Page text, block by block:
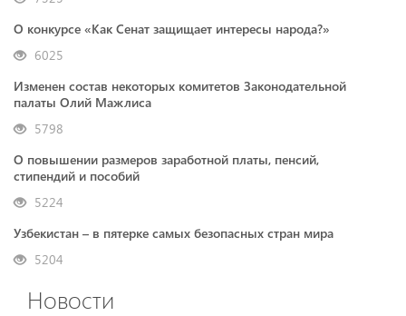
О конкурсе «Как Сенат защищает интересы народа?»
6025
Изменен состав некоторых комитетов Законодательной
палаты Олий Мажлиса
5798
О повышении размеров заработной платы, пенсий,
стипендий и пособий
5224
Узбекистан – в пятерке самых безопасных стран мира
5204
Новости